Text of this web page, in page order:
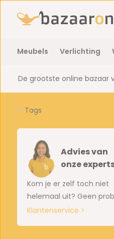
Meubels Verlichting
De grootste online bazaar
Tags
Advies van
onze
Kom je er zelf toch niet
helemaal uit? Geen
Klantenservice >